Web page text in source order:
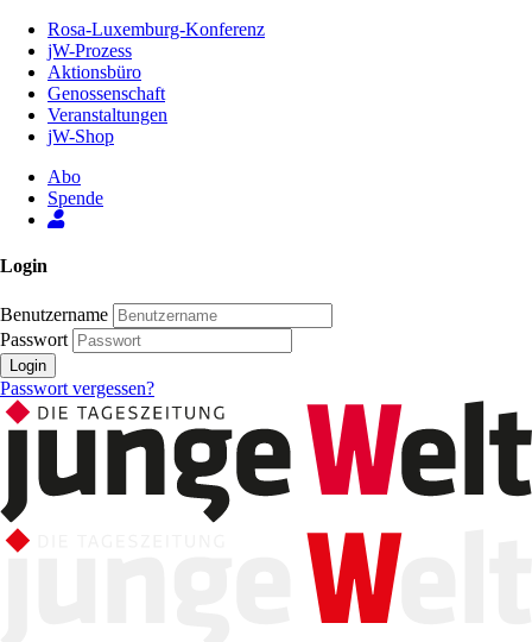
Inhalt
Seite
Rosa-Luxemburg-Konferenz
jW-Prozess
Aktionsbüro
Genossenschaft
Veranstaltungen
jW-Shop
Abo
Spende
Login
Benutzername
Passwort
Login
Passwort vergessen?